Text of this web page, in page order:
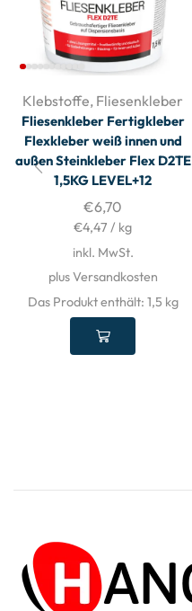
Klebstoffe, Fliesenkleber
Fliesenkleber Fertigkleber
Flexkleber weiß innen und
außen Steinkleber Flex D2TE
1,5KG LEVEL+12
€6,70
€4,47 / kg
inkl. MwSt.
plus Versandkosten
Das Produkt enthält: 1,5 kg